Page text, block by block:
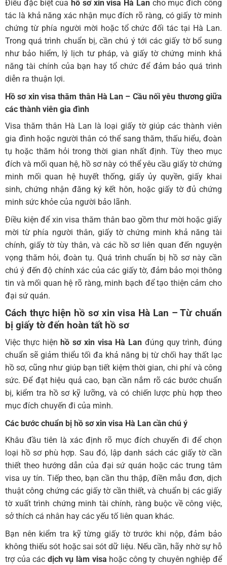
Điều đặc biệt của hồ sơ xin visa Hà Lancho mục đích công
tác là khả năng xác nhận mục đích rõ ràng, có giấy tờ minh
chứng từ phía người mời hoặc tổ chức đối tác tại Hà Lan.
Trong quá trình chuẩn bị, cần chú ý tới các giấy tờ bổ sung
như bảo hiểm, lý lịch tư pháp, và giấy tờ chứng minh khả
năng tài chính của bạn hay tổ chức để đảm bảo quá trình
diễn ra thuận lợi.
Hồ sơ xin visa thăm thân Hà Lan – Cầu nối yêu thương giữa
các thành viên gia đình
Visa thăm thân Hà Lan là loại giấy tờ giúp các thành viên
gia đình hoặc người thân có thể sang thăm, thấu hiểu, đoàn
tụ hoặc thăm hỏi trong thời gian nhất định. Tùy theo mục
đích và mối quan hệ, hồ sơ này có thể yêu cầu giấy tờ chứng
minh mối quan hệ huyết thống, giấy ủy quyền, giấy khai
sinh, chứng nhận đăng ký kết hôn, hoặc giấy tờ đủ chứng
minh sức khỏe của người bảo lãnh.
Điều kiện để xin visa thăm thân bao gồm thư mời hoặc giấy
mời từ phía người thân, giấy tờ chứng minh khả năng tài
chính, giấy tờ tùy thân, và các hồ sơ liên quan đến nguyện
vọng thăm hỏi, đoàn tụ. Quá trình chuẩn bị hồ sơ này cần
chú ý đến độ chính xác của các giấy tờ, đảm bảo mọi thông
tin và mối quan hệ rõ ràng, minh bạch để tạo thiện cảm cho
đại sứ quán.
Cách thực hiện hồ sơ xin visa Hà Lan – Từ chuẩn
bị giấy tờ đến hoàn tất hồ sơ
Việc thực hiện hồ sơ xin visa Hà Lan đúng quy trình, đúng
chuẩn sẽ giảm thiểu tối đa khả năng bị từ chối hay thất lạc
hồ sơ, cũng như giúp bạn tiết kiệm thời gian, chi phí và công
sức. Để đạt hiệu quả cao, bạn cần nắm rõ các bước chuẩn
bị, kiểm tra hồ sơ kỹ lưỡng, và có chiến lược phù hợp theo
mục đích chuyến đi của mình.
Các bước chuẩn bị hồ sơ xin visa Hà Lan cần chú ý
Khâu đầu tiên là xác định rõ mục đích chuyến đi để chọn
loại hồ sơ phù hợp. Sau đó, lập danh sách các giấy tờ cần
thiết theo hướng dẫn của đại sứ quán hoặc các trung tâm
visa uy tín. Tiếp theo, bạn cần thu thập, điền mẫu đơn, dịch
thuật công chứng các giấy tờ cần thiết, và chuẩn bị các giấy
tờ xuất trình chứng minh tài chính, ràng buộc về công việc,
sở thích cá nhân hay các yếu tố liên quan khác.
Bạn nên kiểm tra kỹ từng giấy tờ trước khi nộp, đảm bảo
không thiếu sót hoặc sai sót dữ liệu. Nếu cần, hãy nhờ sự hỗ
trợ của các dịch vụ làm visa hoặc công ty chuyên nghiệp để